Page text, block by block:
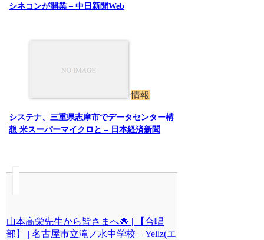
シネコンが開業 – 中日新聞Web
情報
システナ、三重県志摩市でデータセンター構
想 米スーパーマイクロと – 日本経済新聞
山本高栄先生から皆さまへ🌟 | 【合唱
部】 | 名古屋市立滝ノ水中学校 – Yellz(エ